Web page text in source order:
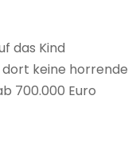
das Kind
dort keine horrende
700.000 Euro